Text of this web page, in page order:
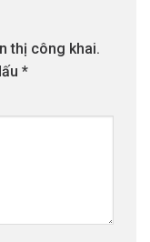
thị công khai.
*